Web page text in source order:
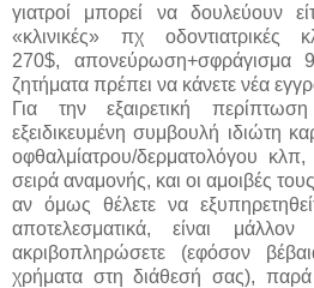
γιατροί μπορεί να δουλεύουν
«κλινικές» πχ
270$, απονεύρωση+σφράγισμα
ζητήματα πρέπει να κάνετε νέα
Για την εξαιρετική
εξειδικευμένη συμβουλή ιδιώτη
οφθαλμίατρου/δερματολόγου
σειρά αναμονής, και οι αμοιβές
αν όμως θέλετε να
αποτελεσματικά, είναι
ακριβοπληρώσετε (εφόσον
χρήματα στη διάθεσή σας),